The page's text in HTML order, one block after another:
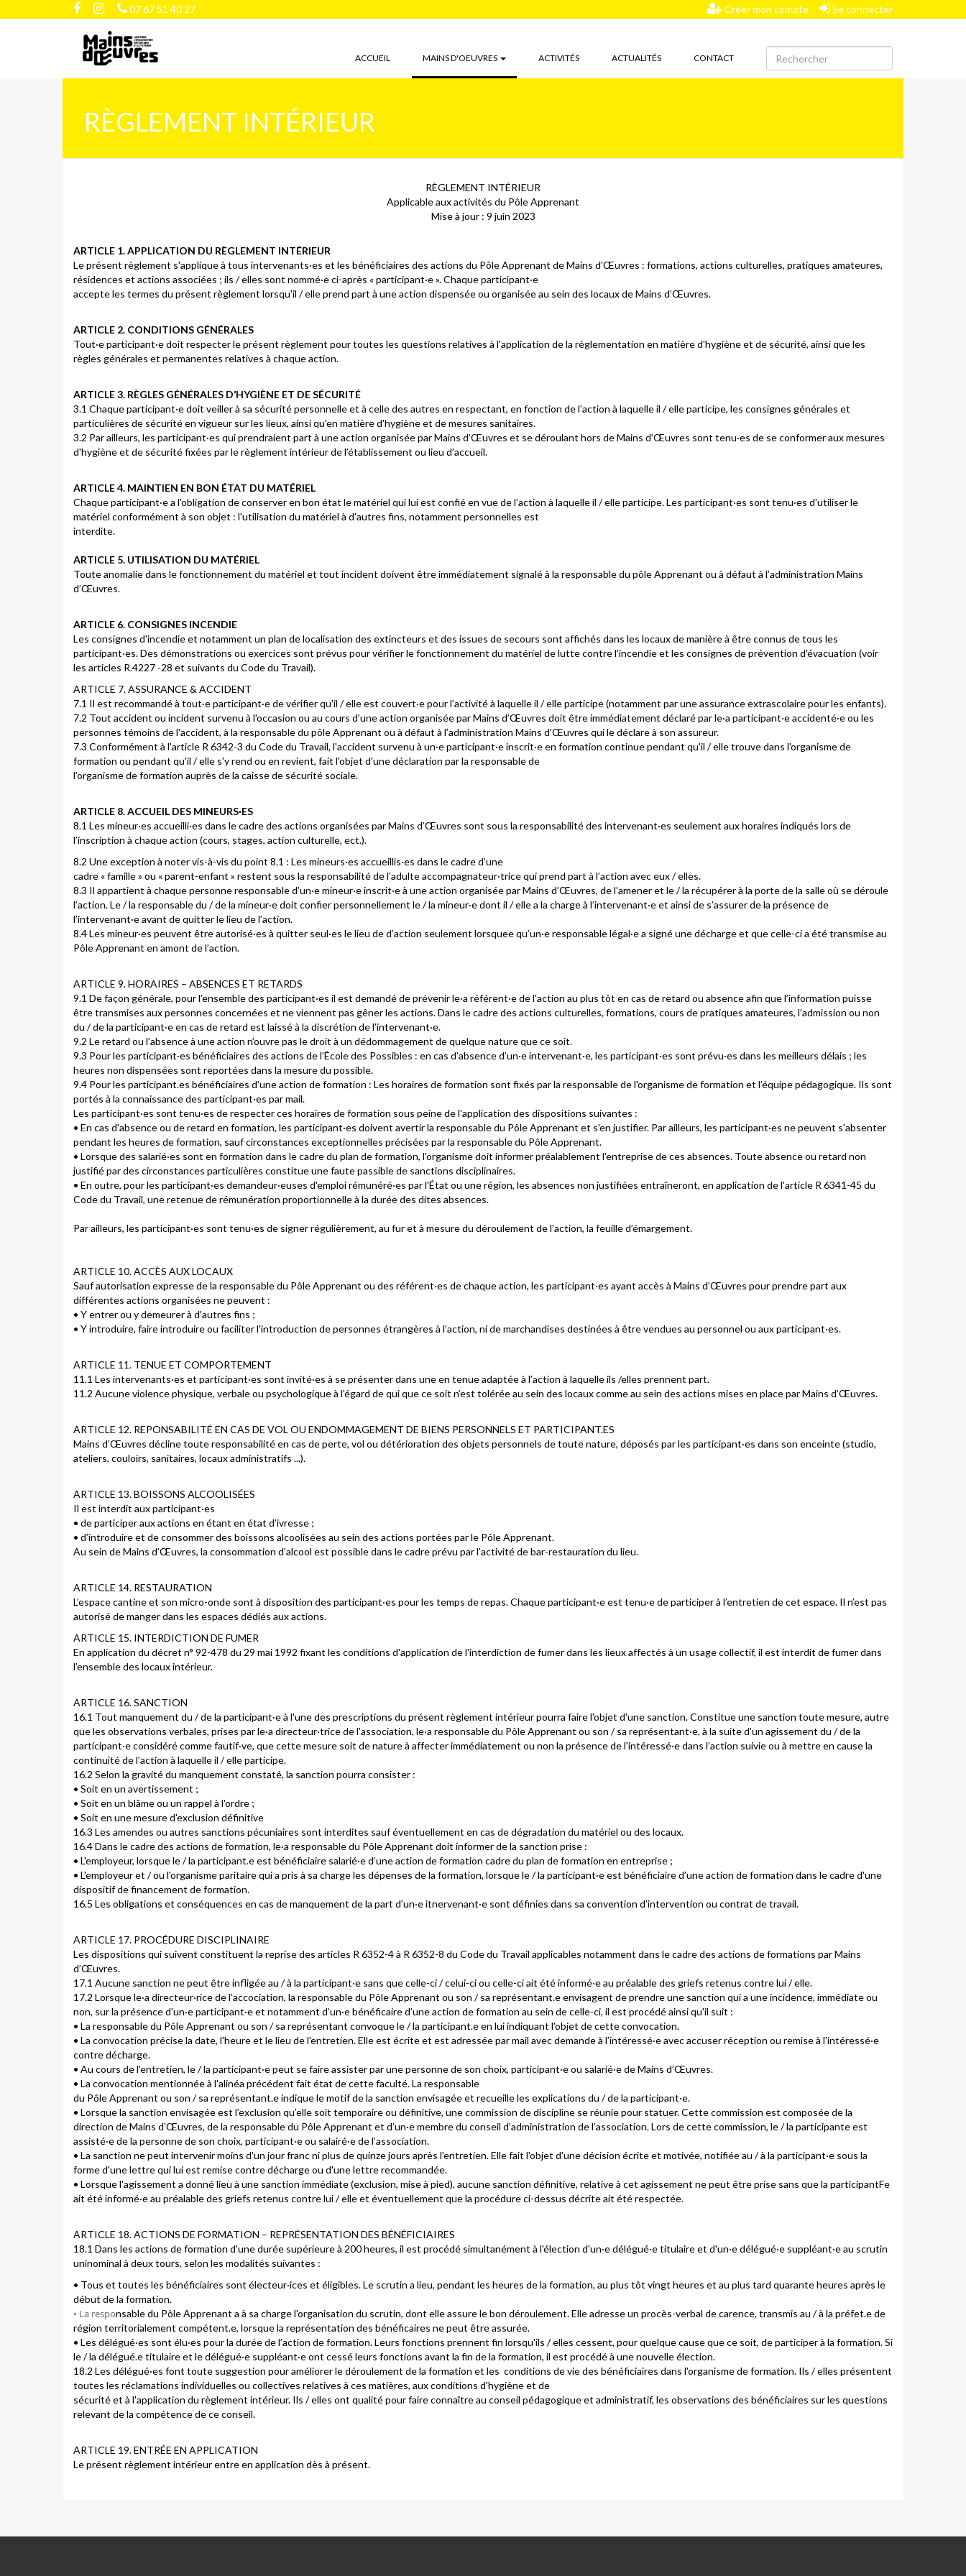
07 67 51 40 27 Créer mon compte Se connecter
ACCUEIL MAINS D'OEUVRES (CURRENT)ACTIVITÉS ACTUALITÉS CONTACT
RÈGLEMENT INTÉRIEUR
RÈGLEMENT INTÉRIEUR
Applicable aux activités du Pôle Apprenant
Mise à jour : 9 juin 2023
ARTICLE 1. APPLICATION DU RÈGLEMENT INTÉRIEUR
Le présent règlement s'applique à tous intervenants·es et les bénéficiaires des actions du Pôle Apprenant de Mains d’Œuvres : formations, actions culturelles, pratiques amateures,
résidences et actions associées ; ils / elles sont nommé·e ci-après « participant·e ». Chaque participant·e
accepte les termes du présent règlement lorsqu'il / elle prend part à une action dispensée ou organisée au sein des locaux de Mains d’Œuvres.
ARTICLE 2. CONDITIONS GÉNÉRALES
Tout·e participant·e doit respecter le présent règlement pour toutes les questions relatives à l'application de la réglementation en matière d'hygiène et de sécurité, ainsi que les
règles générales et permanentes relatives à chaque action.
ARTICLE 3. RÈGLES GÉNÉRALES D’HYGIÈNE ET DE SÉCURITÉ
3.1 Chaque participant·e doit veiller à sa sécurité personnelle et à celle des autres en respectant, en fonction de l’action à laquelle il / elle participe, les consignes générales et
particulières de sécurité en vigueur sur les lieux, ainsi qu'en matière d'hygiène et de mesures sanitaires.
3.2 Par ailleurs, les participant·es qui prendraient part à une action organisée par Mains d’Œuvres et se déroulant hors de Mains d’Œuvres sont tenu·es de se conformer aux mesures
d'hygiène et de sécurité fixées par le règlement intérieur de l’établissement ou lieu d’accueil.
ARTICLE 4. MAINTIEN EN BON ÉTAT DU MATÉRIEL
Chaque participant·e a l'obligation de conserver en bon état le matériel qui lui est confié en vue de l’action à laquelle il / elle participe. Les participant·es sont tenu·es d'utiliser le
matériel conformément à son objet : l'utilisation du matériel à d'autres fins, notamment personnelles est
interdite.
ARTICLE 5. UTILISATION DU MATÉRIEL
Toute anomalie dans le fonctionnement du matériel et tout incident doivent être immédiatement signalé à la responsable du pôle Apprenant ou à défaut à l’administration Mains
d’Œuvres.
ARTICLE 6. CONSIGNES INCENDIE
Les consignes d'incendie et notamment un plan de localisation des extincteurs et des issues de secours sont affichés dans les locaux de manière à être connus de tous les
participant·es. Des démonstrations ou exercices sont prévus pour vérifier le fonctionnement du matériel de lutte contre l'incendie et les consignes de prévention d'évacuation (voir
les articles R.4227 -28 et suivants du Code du Travail).
ARTICLE 7. ASSURANCE & ACCIDENT
7.1 Il est recommandé à tout·e participant·e de vérifier qu’il / elle est couvert·e pour l’activité à laquelle il / elle participe (notamment par une assurance extrascolaire pour les enfants).
7.2 Tout accident ou incident survenu à l'occasion ou au cours d’une action organisée par Mains d’Œuvres doit être immédiatement déclaré par le·a participant·e accidenté·e ou les
personnes témoins de l'accident, à la responsable du pôle Apprenant ou à défaut à l’administration Mains d’Œuvres qui le déclare à son assureur.
7.3 Conformément à l'article R 6342-3 du Code du Travail, l'accident survenu à un·e participant·e inscrit·e en formation continue pendant qu'il / elle trouve dans l'organisme de
formation ou pendant qu'il / elle s'y rend ou en revient, fait l'objet d'une déclaration par la responsable de
l’organisme de formation auprès de la caisse de sécurité sociale.
ARTICLE 8. ACCUEIL DES MINEURS·ES
8.1 Les mineur·es accueilli·es dans le cadre des actions organisées par Mains d’Œuvres sont sous la responsabilité des intervenant·es seulement aux horaires indiqués lors de
l’inscription à chaque action (cours, stages, action culturelle, ect.).
8.2 Une exception à noter vis-à-vis du point 8.1 : Les mineurs·es accueillis·es dans le cadre d’une
cadre « famille » ou « parent-enfant » restent sous la responsabilité de l’adulte accompagnateur·trice qui prend part à l’action avec eux / elles.
8.3 Il appartient à chaque personne responsable d’un·e mineur·e inscrit·e à une action organisée par Mains d’Œuvres, de l’amener et le / la récupérer à la porte de la salle où se déroule
l’action. Le / la responsable du / de la mineur·e doit confier personnellement le / la mineur·e dont il / elle a la charge à l’intervenant·e et ainsi de s’assurer de la présence de
l’intervenant·e avant de quitter le lieu de l’action.
8.4 Les mineur·es peuvent être autorisé·es à quitter seul·es le lieu de d’action seulement lorsquee qu’un·e responsable légal·e a signé une décharge et que celle-ci a été transmise au
Pôle Apprenant en amont de l’action.
ARTICLE 9. HORAIRES – ABSENCES ET RETARDS
9.1 De façon générale, pour l’ensemble des participant·es il est demandé de prévenir le·a référent·e de l’action au plus tôt en cas de retard ou absence afin que l’information puisse
être transmises aux personnes concernées et ne viennent pas gêner les actions. Dans le cadre des actions culturelles, formations, cours de pratiques amateures, l’admission ou non
du / de la participant·e en cas de retard est laissé à la discrétion de l’intervenant·e.
9.2 Le retard ou l’absence à une action n’ouvre pas le droit à un dédommagement de quelque nature que ce soit.
9.3 Pour les participant·es bénéficiaires des actions de l’École des Possibles : en cas d’absence d’un·e intervenant·e, les participant·es sont prévu·es dans les meilleurs délais ; les
heures non dispensées sont reportées dans la mesure du possible.
9.4 Pour les participant.es bénéficiaires d’une action de formation : Les horaires de formation sont fixés par la responsable de l'organisme de formation et l’équipe pédagogique. Ils sont
portés à la connaissance des participant·es par mail.
Les participant·es sont tenu·es de respecter ces horaires de formation sous peine de l'application des dispositions suivantes :
• En cas d'absence ou de retard en formation, les participant·es doivent avertir la responsable du Pôle Apprenant et s'en justifier. Par ailleurs, les participant·es ne peuvent s'absenter
pendant les heures de formation, sauf circonstances exceptionnelles précisées par la responsable du Pôle Apprenant.
• Lorsque des salarié·es sont en formation dans le cadre du plan de formation, l'organisme doit informer préalablement l'entreprise de ces absences. Toute absence ou retard non
justifié par des circonstances particulières constitue une faute passible de sanctions disciplinaires.
• En outre, pour les participant·es demandeur·euses d'emploi rémunéré·es par l'État ou une région, les absences non justifiées entraîneront, en application de l'article R 6341-45 du
Code du Travail, une retenue de rémunération proportionnelle à la durée des dites absences.
Par ailleurs, les participant·es sont tenu·es de signer régulièrement, au fur et à mesure du déroulement de l'action, la feuille d’émargement.
ARTICLE 10. ACCÈS AUX LOCAUX
Sauf autorisation expresse de la responsable du Pôle Apprenant ou des référent·es de chaque action, les participant·es ayant accès à Mains d’Œuvres pour prendre part aux
différentes actions organisées ne peuvent :
• Y entrer ou y demeurer à d'autres fins ;
• Y introduire, faire introduire ou faciliter l'introduction de personnes étrangères à l’action, ni de marchandises destinées à être vendues au personnel ou aux participant·es.
ARTICLE 11. TENUE ET COMPORTEMENT
11.1 Les intervenants·es et participant·es sont invité·es à se présenter dans une en tenue adaptée à l’action à laquelle ils /elles prennent part.
11.2 Aucune violence physique, verbale ou psychologique à l’égard de qui que ce soit n’est tolérée au sein des locaux comme au sein des actions mises en place par Mains d’Œuvres.
ARTICLE 12. REPONSABILITÉ EN CAS DE VOL OU ENDOMMAGEMENT DE BIENS PERSONNELS ET PARTICIPANT.ES
Mains d’Œuvres décline toute responsabilité en cas de perte, vol ou détérioration des objets personnels de toute nature, déposés par les participant·es dans son enceinte (studio,
ateliers, couloirs, sanitaires, locaux administratifs ...).
ARTICLE 13. BOISSONS ALCOOLISÉES
Il est interdit aux participant·es
• de participer aux actions en étant en état d’ivresse ;
• d’introduire et de consommer des boissons alcoolisées au sein des actions portées par le Pôle Apprenant.
Au sein de Mains d’Œuvres, la consommation d’alcool est possible dans le cadre prévu par l’activité de bar-restauration du lieu.
ARTICLE 14. RESTAURATION
L’espace cantine et son micro-onde sont à disposition des participant·es pour les temps de repas. Chaque participant·e est tenu·e de participer à l’entretien de cet espace. Il n’est pas
autorisé de manger dans les espaces dédiés aux actions.
ARTICLE 15. INTERDICTION DE FUMER
En application du décret n° 92-478 du 29 mai 1992 fixant les conditions d'application de l'interdiction de fumer dans les lieux affectés à un usage collectif, il est interdit de fumer dans
l’ensemble des locaux intérieur.
ARTICLE 16. SANCTION
16.1 Tout manquement du / de la participant·e à l'une des prescriptions du présent règlement intérieur pourra faire l'objet d'une sanction. Constitue une sanction toute mesure, autre
que les observations verbales, prises par le·a directeur·trice de l’association, le·a responsable du Pôle Apprenant ou son / sa représentant·e, à la suite d'un agissement du / de la
participant·e considéré comme fautif·ve, que cette mesure soit de nature à affecter immédiatement ou non la présence de l'intéressé·e dans l’action suivie ou à mettre en cause la
continuité de l’action à laquelle il / elle participe.
16.2 Selon la gravité du manquement constaté, la sanction pourra consister :
• Soit en un avertissement ;
• Soit en un blâme ou un rappel à l'ordre ;
• Soit en une mesure d'exclusion définitive
16.3 Les amendes ou autres sanctions pécuniaires sont interdites sauf éventuellement en cas de dégradation du matériel ou des locaux.
16.4 Dans le cadre des actions de formation, le·a responsable du Pôle Apprenant doit informer de la sanction prise :
• L'employeur, lorsque le / la participant.e est bénéficiaire salarié·e d’une action de formation cadre du plan de formation en entreprise ;
• L'employeur et / ou l'organisme paritaire qui a pris à sa charge les dépenses de la formation, lorsque le / la participant·e est bénéficiaire d’une action de formation dans le cadre d'une
dispositif de financement de formation.
16.5 Les obligations et conséquences en cas de manquement de la part d’un·e itnervenant·e sont définies dans sa convention d’intervention ou contrat de travail.
ARTICLE 17. PROCÉDURE DISCIPLINAIRE
Les dispositions qui suivent constituent la reprise des articles R 6352-4 à R 6352-8 du Code du Travail applicables notamment dans le cadre des actions de formations par Mains
d’Œuvres.
17.1 Aucune sanction ne peut être infligée au / à la participant·e sans que celle-ci / celui-ci ou celle-ci ait été informé·e au préalable des griefs retenus contre lui / elle.
17.2 Lorsque le·a directeur·rice de l’accociation, la responsable du Pôle Apprenant ou son / sa représentant.e envisagent de prendre une sanction qui a une incidence, immédiate ou
non, sur la présence d'un·e participant·e et notamment d’un·e bénéficaire d’une action de formation au sein de celle-ci, il est procédé ainsi qu'il suit :
• La responsable du Pôle Apprenant ou son / sa représentant convoque le / la participant.e en lui indiquant l'objet de cette convocation.
• La convocation précise la date, l'heure et le lieu de l'entretien. Elle est écrite et est adressée par mail avec demande à l’intéressé·e avec accuser réception ou remise à l'intéressé·e
contre décharge.
• Au cours de l'entretien, le / la participant·e peut se faire assister par une personne de son choix, participant·e ou salarié·e de Mains d’Œuvres.
• La convocation mentionnée à l'alinéa précédent fait état de cette faculté. La responsable
du Pôle Apprenant ou son / sa représentant.e indique le motif de la sanction envisagée et recueille les explications du / de la participant·e.
• Lorsque la sanction envisagée est l’exclusion qu’elle soit temporaire ou définitive, une commission de discipline se réunie pour statuer. Cette commission est composée de la
direction de Mains d’Œuvres, de la responsable du Pôle Apprenant et d’un·e membre du conseil d’administration de l’association. Lors de cette commission, le / la participante est
assisté·e de la personne de son choix, participant·e ou salairé·e de l’association.
• La sanction ne peut intervenir moins d'un jour franc ni plus de quinze jours après l'entretien. Elle fait l'objet d'une décision écrite et motivée, notifiée au / à la participant·e sous la
forme d'une lettre qui lui est remise contre décharge ou d'une lettre recommandée.
• Lorsque l'agissement a donné lieu à une sanction immédiate (exclusion, mise à pied), aucune sanction définitive, relative à cet agissement ne peut être prise sans que la participantFe
ait été informé·e au préalable des griefs retenus contre lui / elle et éventuellement que la procédure ci-dessus décrite ait été respectée.
ARTICLE 18. ACTIONS DE FORMATION – REPRÉSENTATION DES BÉNÉFICIAIRES
18.1 Dans les actions de formation d'une durée supérieure à 200 heures, il est procédé simultanément à l'élection d'un·e délégué·e titulaire et d'un·e délégué·e suppléant·e au scrutin
uninominal à deux tours, selon les modalités suivantes :
• Tous et toutes les bénéficiaires sont électeur·ices et éligibles. Le scrutin a lieu, pendant les heures de la formation, au plus tôt vingt heures et au plus tard quarante heures après le
début de la formation.
• La responsable du Pôle Apprenant a à sa charge l'organisation du scrutin, dont elle assure le bon déroulement. Elle adresse un procès-verbal de carence, transmis au / à la préfet.e de
région territorialement compétent.e, lorsque la représentation des bénéficaires ne peut être assurée.
• Les délégué·es sont élu·es pour la durée de l’action de formation. Leurs fonctions prennent fin lorsqu'ils / elles cessent, pour quelque cause que ce soit, de participer à la formation. Si
le / la délégué.e titulaire et le délégué·e suppléant·e ont cessé leurs fonctions avant la fin de la formation, il est procédé à une nouvelle élection.
18.2 Les délégué·es font toute suggestion pour améliorer le déroulement de la formation et les conditions de vie des bénéficiaires dans l'organisme de formation. Ils / elles présentent
toutes les réclamations individuelles ou collectives relatives à ces matières, aux conditions d'hygiène et de
sécurité et à l'application du règlement intérieur. Ils / elles ont qualité pour faire connaître au conseil pédagogique et administratif, les observations des bénéficiaires sur les questions
relevant de la compétence de ce conseil.
ARTICLE 19. ENTRÉE EN APPLICATION
Le présent règlement intérieur entre en application dès à présent.